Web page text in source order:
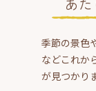
季節の景色
などこれか
が見つかり